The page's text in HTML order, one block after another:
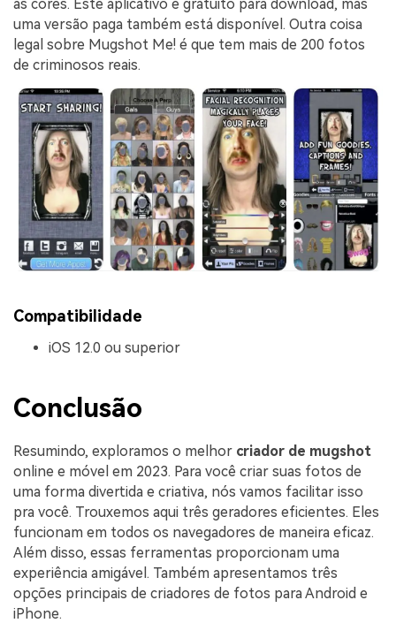
as cores. Este aplicativo é gratuito para download, mas
uma versão paga também está disponível. Outra coisa
legal sobre Mugshot Me! é que tem mais de 200 fotos
de criminosos reais.
Compatibilidade
iOS 12.0 ou superior
Conclusão
Resumindo, exploramos o melhor criador de mugshot
online e móvel em 2023. Para você criar suas fotos de
uma forma divertida e criativa, nós vamos facilitar isso
pra você. Trouxemos aqui três geradores eficientes. Eles
funcionam em todos os navegadores de maneira eficaz.
Além disso, essas ferramentas proporcionam uma
experiência amigável. Também apresentamos três
opções principais de criadores de fotos para Android e
iPhone.